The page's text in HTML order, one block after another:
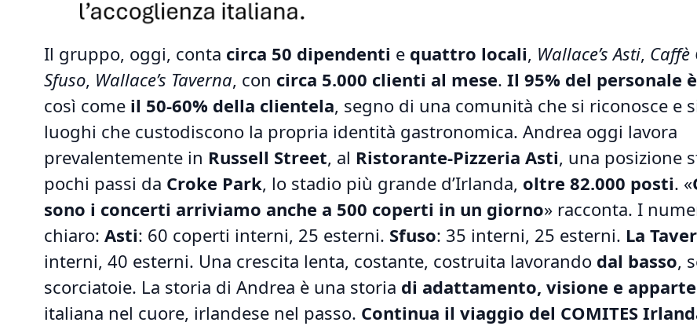
Il gruppo, oggi, conta circa 50 dipendenti e quattro locali, Wallace’s Asti, Caffè
Sfuso, Wallace’s Taverna, con circa 5.000 clienti al mese. Il 95% del personale
così come il 50-60% della clientela, segno di una comunità che si riconosce e
luoghi che custodiscono la propria identità gastronomica. Andrea oggi lavora
prevalentemente in Russell Street, al Ristorante-Pizzeria Asti, una posizione
pochi passi da Croke Park, lo stadio più grande d’Irlanda, oltre 82.000 posti. «
sono i concerti arriviamo anche a 500 coperti in un giorno» racconta. I
chiaro: Asti: 60 coperti interni, 25 esterni. Sfuso: 35 interni, 25 esterni. La
interni, 40 esterni. Una crescita lenta, costante, costruita lavorando dal basso,
scorciatoie. La storia di Andrea è una storia di adattamento, visione e
italiana nel cuore, irlandese nel passo. Continua il viaggio del COMITES